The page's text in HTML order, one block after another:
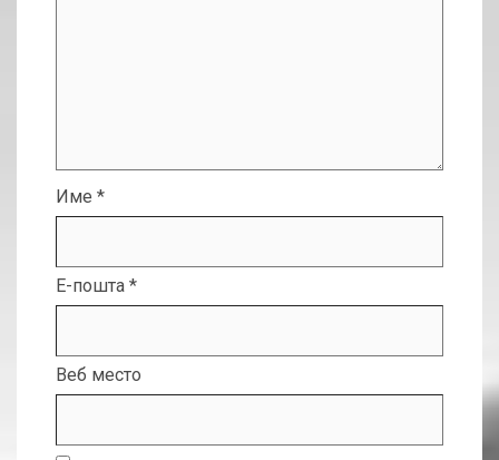
Име *
Е-пошта *
Веб место